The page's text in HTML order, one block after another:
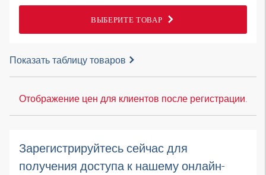
ВЫБЕРИТЕ ТОВАР
Показать таблицу товаров
Отображение цен для клиентов после регистрации.
Зарегистрируйтесь сейчас для
получения доступа к нашему онлайн-